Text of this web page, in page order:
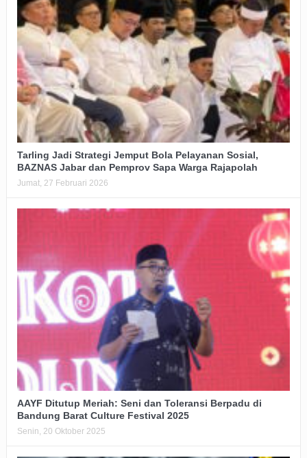
Tarling Jadi Strategi Jemput Bola Pelayanan Sosial,
BAZNAS Jabar dan Pemprov Sapa Warga Rajapolah
Jumat, 27 Februari 2026
AAYF Ditutup Meriah: Seni dan Toleransi Berpadu di
Bandung Barat Culture Festival 2025
Senin, 20 Oktober 2025